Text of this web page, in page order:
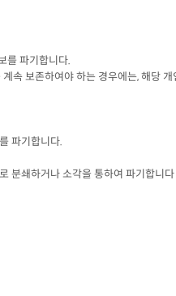
정보를 파기합니다.
보존하여야 하는 경우에는, 해당
파기합니다.
분쇄하거나 소각을 통하여 파기합니다